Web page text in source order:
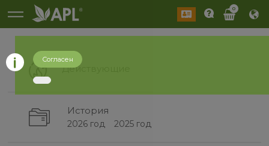
0
Действующие
История
2026 год 2025 год
Согласен